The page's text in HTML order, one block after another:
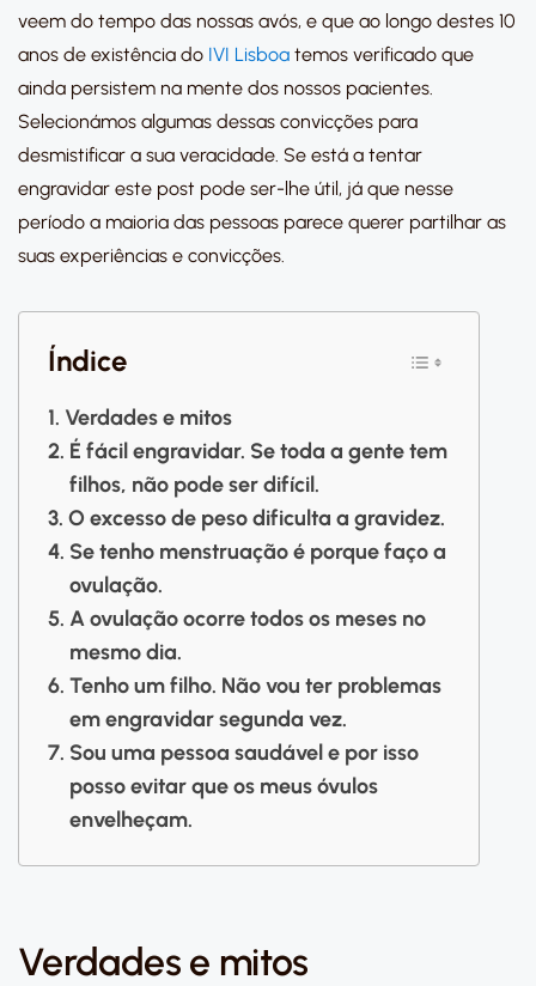
veem do tempo das nossas avós, e que ao longo destes 10
anos de existência do IVI Lisboa temos verificado que
ainda persistem na mente dos nossos pacientes.
Selecionámos algumas dessas convicções para
desmistificar a sua veracidade. Se está a tentar
engravidar este post pode ser-lhe útil, já que nesse
período a maioria das pessoas parece querer partilhar as
suas experiências e convicções.
Índice
Verdades e mitos
É fácil engravidar. Se toda a gente tem
filhos, não pode ser difícil.
O excesso de peso dificulta a gravidez.
Se tenho menstruação é porque faço a
ovulação.
A ovulação ocorre todos os meses no
mesmo dia.
Tenho um filho. Não vou ter problemas
em engravidar segunda vez.
Sou uma pessoa saudável e por isso
posso evitar que os meus óvulos
envelheçam.
Verdades e mitos